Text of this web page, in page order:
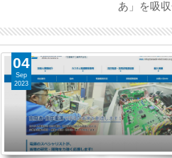
あ」を吸
04
Sep
2023